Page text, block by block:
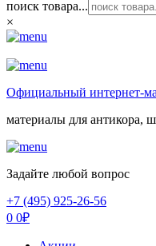
поиск товара...
×
Официальный интернет-
материалы для антикора,
Задайте любой вопрос
+7 (495) 925-26-56
0 0₽